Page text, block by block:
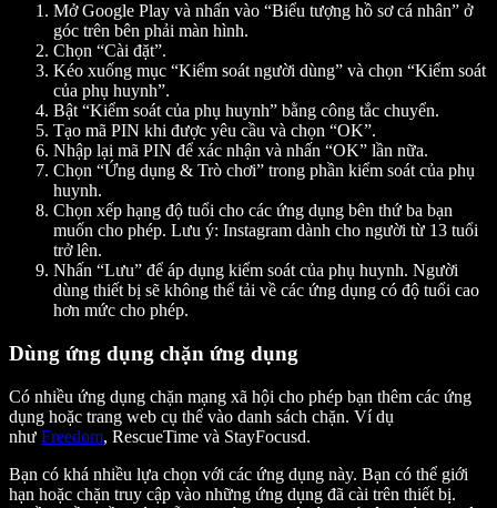
Mở Google Play và nhấn vào “Biểu tượng hồ sơ cá nhân” ở
góc trên bên phải màn hình.
Chọn “Cài đặt”.
Kéo xuống mục “Kiểm soát người dùng” và chọn “Kiểm soát
của phụ huynh”.
Bật “Kiểm soát của phụ huynh” bằng công tắc chuyển.
Tạo mã PIN khi được yêu cầu và chọn “OK”.
Nhập lại mã PIN để xác nhận và nhấn “OK” lần nữa.
Chọn “Ứng dụng & Trò chơi” trong phần kiểm soát của phụ
huynh.
Chọn xếp hạng độ tuổi cho các ứng dụng bên thứ ba bạn
muốn cho phép. Lưu ý: Instagram dành cho người từ 13 tuổi
trở lên.
Nhấn “Lưu” để áp dụng kiểm soát của phụ huynh. Người
dùng thiết bị sẽ không thể tải về các ứng dụng có độ tuổi cao
hơn mức cho phép.
Dùng ứng dụng chặn ứng dụng
Có nhiều ứng dụng chặn mạng xã hội cho phép bạn thêm các ứng
dụng hoặc trang web cụ thể vào danh sách chặn. Ví dụ
như Freedom, RescueTime và StayFocusd.
Bạn có khá nhiều lựa chọn với các ứng dụng này. Bạn có thể giới
hạn hoặc chặn truy cập vào những ứng dụng đã cài trên thiết bị.